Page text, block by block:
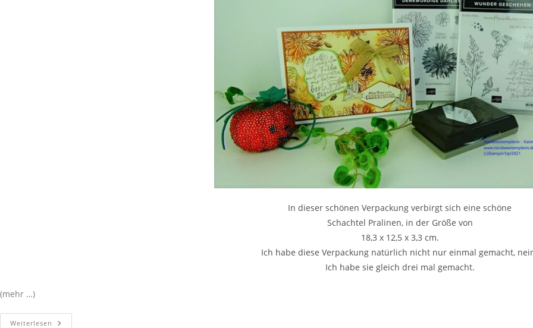
In dieser schönen Verpackung verbirgt sich eine schöne
Schachtel Pralinen, in der Größe von
18,3 x 12,5 x 3,3 cm.
Ich habe diese Verpackung natürlich nicht nur einmal gemacht,
Ich habe sie gleich drei mal gemacht.
(mehr …)
Weiterlesen